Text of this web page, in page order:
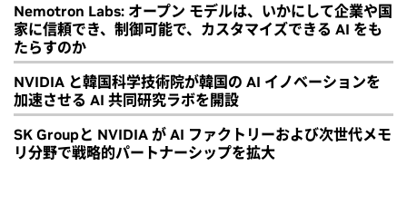
Nemotron Labs: オープン モデルは、いかにして企業や国
家に信頼でき、制御可能で、カスタマイズできる AI をも
たらすのか
NVIDIA と韓国科学技術院が韓国の AI イノベーションを
加速させる AI 共同研究ラボを開設
SK Groupと NVIDIA が AI ファクトリーおよび次世代メモ
リ分野で戦略的パートナーシップを拡大